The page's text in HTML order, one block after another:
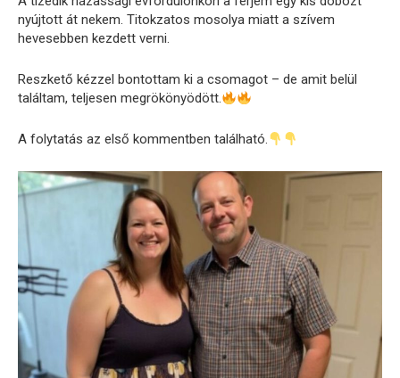
nyújtott át nekem. Titokzatos mosolya miatt a szívem
hevesebben kezdett verni.
Reszkető kézzel bontottam ki a csomagot – de amit belül
találtam, teljesen megrökönyödött.
A folytatás az első kommentben található.